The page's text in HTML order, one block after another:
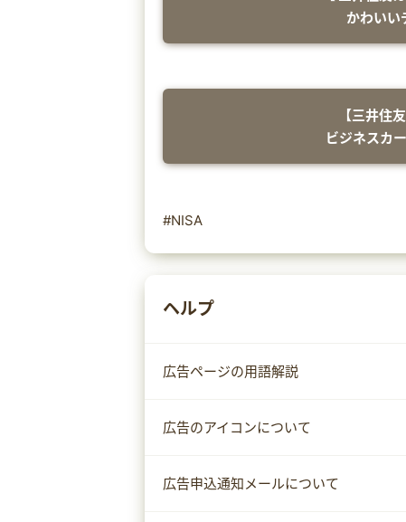
かわいい
【三井住
ビジネスカ
#NISA
ヘルプ
広告ページの用語解説
広告のアイコンについて
広告申込通知メールについて